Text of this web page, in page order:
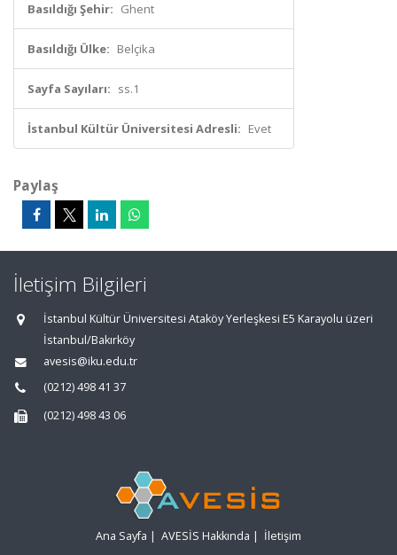
Basıldığı Şehir: Ghent
Basıldığı Ülke: Belçika
Sayfa Sayıları: ss.1
İstanbul Kültür Üniversitesi Adresli: Evet
Paylaş
İletişim Bilgileri
İstanbul Kültür Üniversitesi Ataköy Yerleşkesi E5 Karayolu üzeri
İstanbul/Bakırköy
avesis@iku.edu.tr
(0212) 498 41 37
(0212) 498 43 06
Ana Sayfa | AVESİS Hakkında | İletişim